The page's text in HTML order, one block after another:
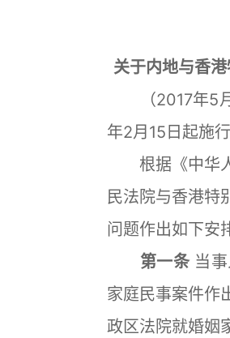
关于内地与香
（2017年5月
年2月15日起施
根据《中华人
民法院与香港特
问题作出如下安
第一条 当
家庭民事案件作
政区法院就婚姻